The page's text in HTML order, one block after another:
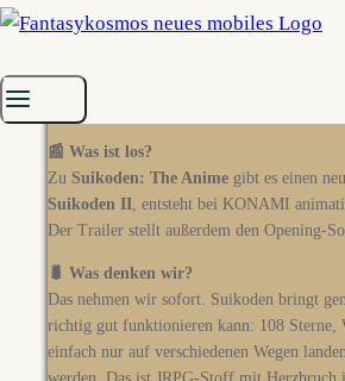
📰 Was ist los?
Zu Suikoden: The Anime gibt es einen
Suikoden II, entsteht bei KONAMI
Der Trailer stellt außerdem den Opening-
🐛 Was denken wir?
Das nehmen wir sofort. Suikoden bringt
richtig gut funktionieren kann: 108 Sterne,
einfach nur auf verschiedenen Wegen